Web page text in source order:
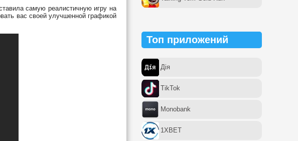
самую реалистичную игру на
вас своей улучшенной графикой
Топ приложений
Дія
TikTok
Monobank
1XBET